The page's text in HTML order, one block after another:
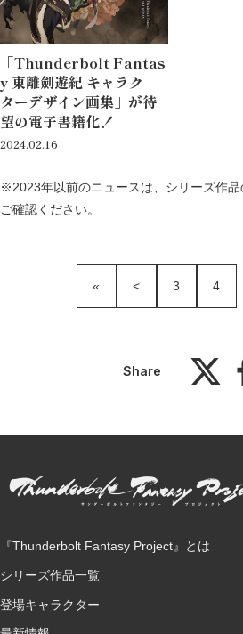
「Thunderbolt Fantas
y 東離劍遊紀 キャラク
ターデザイン画集」が待
望の電子書籍化！
2024.02.16
※2023年以前のニュースは、シリーズ作品
ご確認ください。
« < 3 4
Share
『Thunderbolt Fantasy Project』とは
シリーズ作品一覧
登場キャラクター